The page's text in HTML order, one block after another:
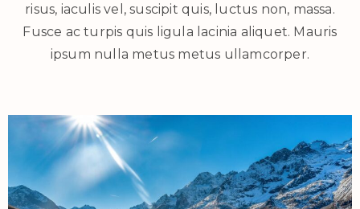
risus, iaculis vel, suscipit quis, luctus non, massa.
Fusce ac turpis quis ligula lacinia aliquet. Mauris
ipsum nulla metus metus ullamcorper.